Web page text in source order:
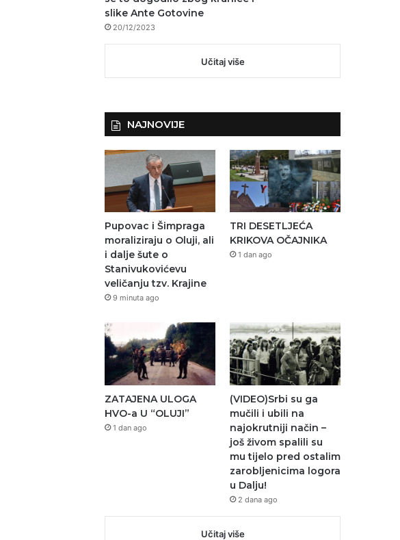
slike Ante Gotovine
20/12/2023
Učitaj više
NAJNOVIJE
Pupovac i Šimpraga
moraliziraju o Oluji, ali
i dalje šute o
Stanivukovićevu
veličanju tzv. Krajine
9 minuta ago
TRI DESETLJEĆA
KRIKOVA OČAJNIKA
1 dan ago
ZATAJENA ULOGA
HVO-a U “OLUJI”
1 dan ago
(VIDEO)Srbi su ga
mučili i ubili na
najokrutniji način –
još živom spalili su
mu tijelo pred ostalim
zarobljenicima logora
u Dalju!
2 dana ago
Učitaj više